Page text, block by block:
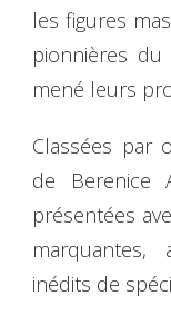
les figures
pionnières
mené leurs
Classées par
de Berenice
présentées
marquantes,
inédits de